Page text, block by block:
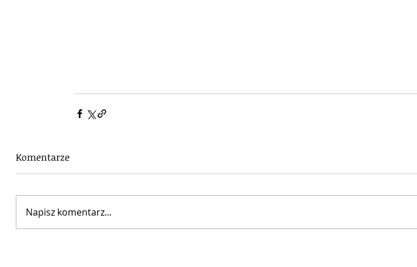
Komentarze
Napisz komentarz...